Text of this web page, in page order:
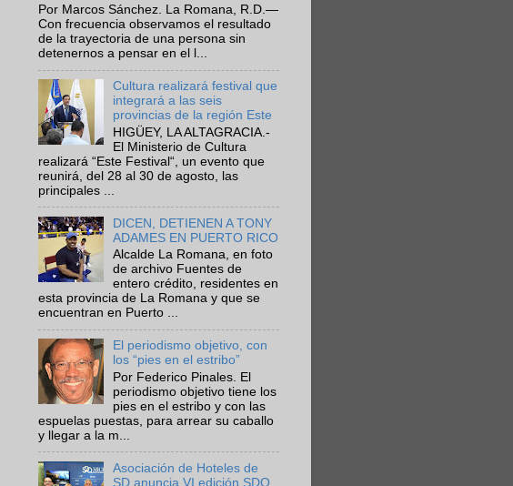
Por Marcos Sánchez. La Romana, R.D.—
Con frecuencia observamos el resultado
de la trayectoria de una persona sin
detenernos a pensar en el l...
Cultura realizará festival que
integrará a las seis
provincias de la región Este
HIGÜEY, LA ALTAGRACIA.-
El Ministerio de Cultura
realizará “Este Festival“, un evento que
reunirá, del 28 al 30 de agosto, las
principales ...
DICEN, DETIENEN A TONY
ADAMES EN PUERTO RICO
Alcalde La Romana, en foto
de archivo Fuentes de
entero crédito, residentes en
esta provincia de La Romana y que se
encuentran en Puerto ...
El periodismo objetivo, con
los “pies en el estribo”
Por Federico Pinales. El
periodismo objetivo tiene los
pies en el estribo y con las
espuelas puestas, para arrear su caballo
y llegar a la m...
Asociación de Hoteles de
SD anuncia VI edición SDQ